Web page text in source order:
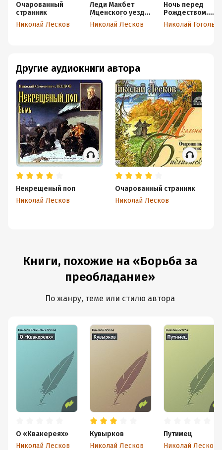
Очарованный
странник
Николай Лесков
Леди Макбет
Мценского уезда
(сборник)
Николай Лесков
Ночь перед
Рождеством.
Лучшие
рождественские
Николай Гоголь
Другие аудиокниги автора
Некрещеный поп
Николай Лесков
Очарованный странник
Николай Лесков
Книги, похожие на «Борьба за
преобладание»
По жанру, теме или стилю автора
О «Квакереях»
Николай Лесков
Кувырков
Николай Лесков
Путимец
Николай Лесков